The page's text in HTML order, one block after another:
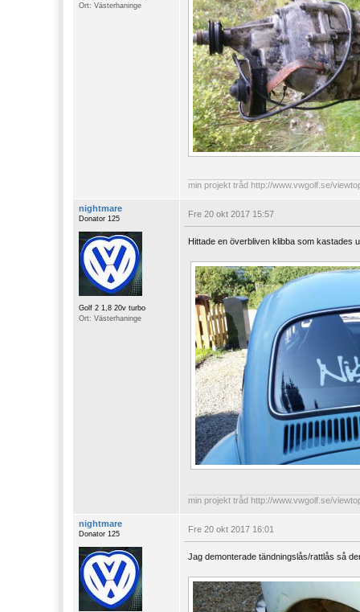
Ort: Västerhaninge
min projekt tråd http://www.vwgolf.se/
nightmare
Donator 125
Golf 2 1,8 20v turbo
Ort: Västerhaninge
Fre 20 okt 2017 15:57
Hittade en överbliven klibba som kastades
min projekt tråd http://www.vwgolf.se/
nightmare
Donator 125 Fre 20 okt 2017 16:01
Jag demonterade tändningslås/rattlås så